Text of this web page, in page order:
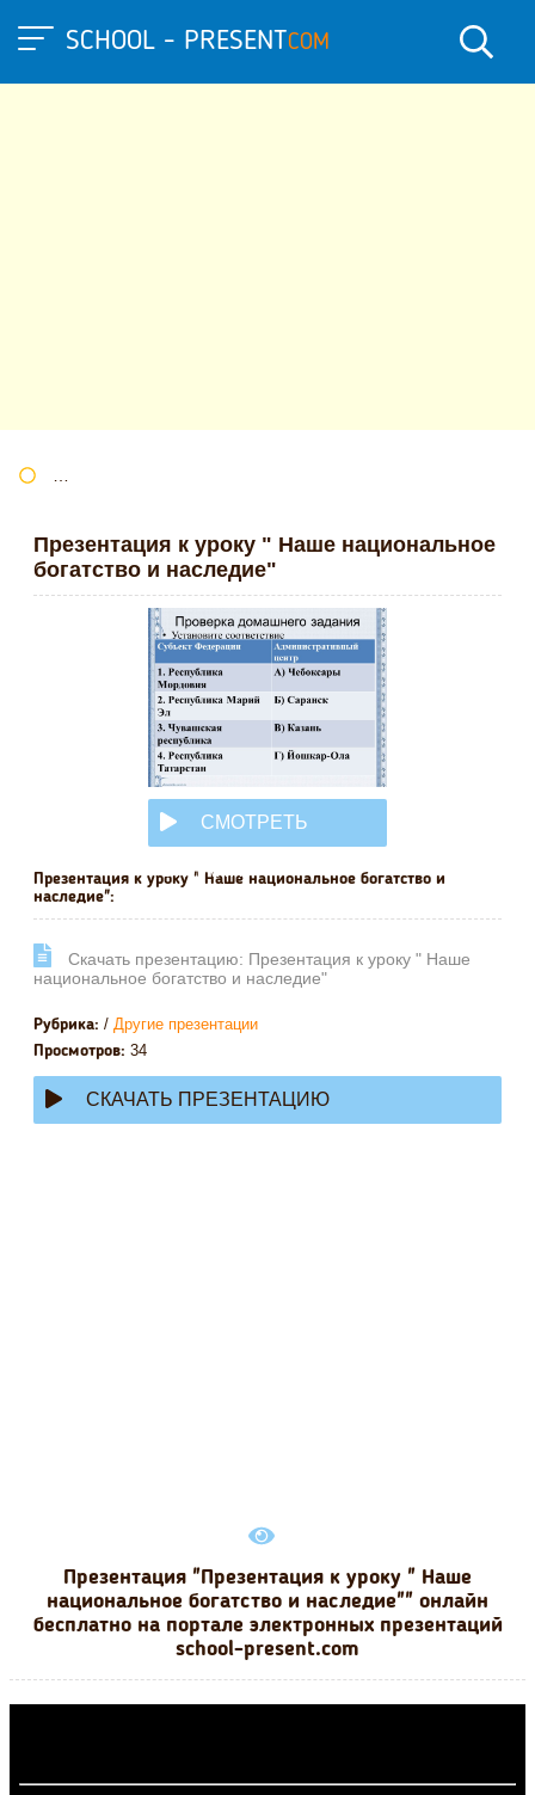
SCHOOL - PRESENTCOM
Презентация к уроку " Наше национальное
богатство и наследие"
СМОТРЕТЬ
ОНЛАЙН
Презентация к уроку " Наше национальное богатство и
наследие":
Cкачать презентацию: Презентация к уроку " Наше
национальное богатство и наследие"
Рубрика: / Другие презентации
Просмотров: 34
СКАЧАТЬ ПРЕЗЕНТАЦИЮ
Презентация "Презентация к уроку " Наше
национальное богатство и наследие"" онлайн
бесплатно на портале электронных презентаций
school-present.com